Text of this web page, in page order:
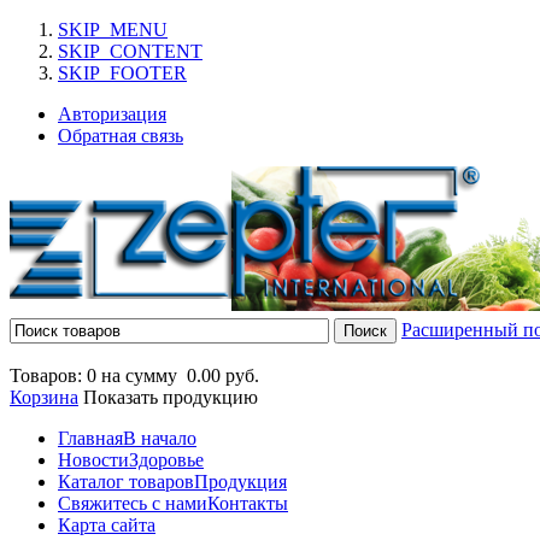
SKIP_MENU
SKIP_CONTENT
SKIP_FOOTER
Авторизация
Обратная связь
Расширенный
Товаров: 0 на сумму 0.00 руб.
Корзина Показать продукцию
ГлавнаяВ начало
НовостиЗдоровье
Каталог товаровПродукция
Свяжитесь с намиКонтакты
Карта сайта